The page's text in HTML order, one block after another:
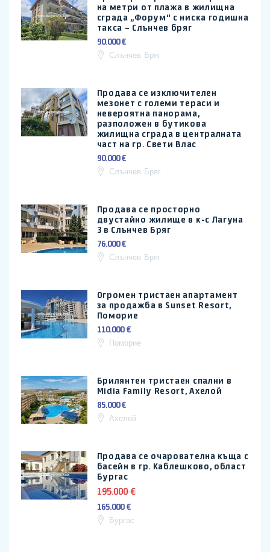
на метри от плажа в жилищна
сграда „Форум“ с ниска годишна
такса – Слънчев бряг
90.000 €
Слънчев Бряг
Продава се изключителен
мезонет с големи тераси и
невероятна панорама,
разположен в бутикова
жилищна сграда в централната
част на гр. Свети Влас
90.000 €
Слънчев Бряг
Продава се просторно
двустайно жилище в к-с Лагуна
3 в Слънчев Бряг
76.000 €
Слънчев Бряг
Огромен тристаен апартамент
за продажба в Sunset Resort,
Поморие
110.000 €
Поморие
Брилянтен тристаен спални в
Midia Family Resort, Ахелой
85.000 €
Ахелой
Продава се очарователна къща с
басейн в гр. Каблешково, област
Бургас
195.000 €
165.000 €
Бургас